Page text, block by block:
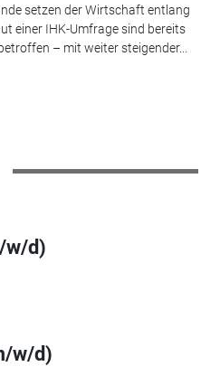
setzen der Wirtschaft entlang
einer IHK-Umfrage sind bereits
– mit weiter steigender...
w/d)
w/d)